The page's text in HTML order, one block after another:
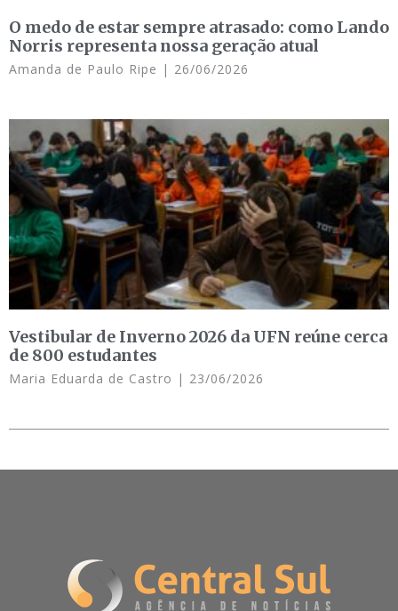
O medo de estar sempre atrasado: como Lando
Norris representa nossa geração atual
Amanda de Paulo Ripe 26/06/2026
Vestibular de Inverno 2026 da UFN reúne cerca
de 800 estudantes
Maria Eduarda de Castro 23/06/2026